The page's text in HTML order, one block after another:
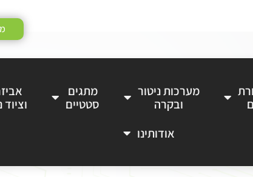
מערכות ניטור
ובקרה
מתגים
סטטיים
וציוד
אודותינו